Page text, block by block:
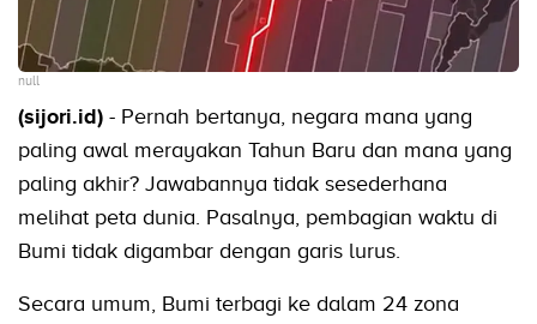
null
(sijori.id) - Pernah bertanya, negara mana yang
paling awal merayakan Tahun Baru dan mana yang
paling akhir? Jawabannya tidak sesederhana
melihat peta dunia. Pasalnya, pembagian waktu di
Bumi tidak digambar dengan garis lurus.
Secara umum, Bumi terbagi ke dalam 24 zona